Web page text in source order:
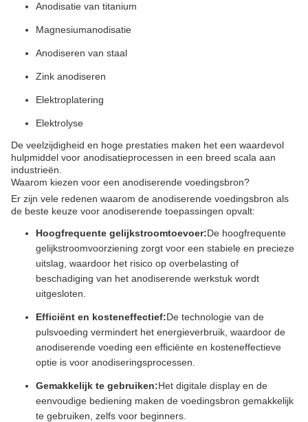
Anodisatie van titanium
Magnesiumanodisatie
Anodiseren van staal
Zink anodiseren
Elektroplatering
Elektrolyse
De veelzijdigheid en hoge prestaties maken het een waardevol
hulpmiddel voor anodisatieprocessen in een breed scala aan
industrieën.
Waarom kiezen voor een anodiserende voedingsbron?
Er zijn vele redenen waarom de anodiserende voedingsbron als
de beste keuze voor anodiserende toepassingen opvalt:
Hoogfrequente gelijkstroomtoevoer:De hoogfrequente
gelijkstroomvoorziening zorgt voor een stabiele en precieze
uitslag, waardoor het risico op overbelasting of
beschadiging van het anodiserende werkstuk wordt
uitgesloten.
Efficiënt en kosteneffectief:De technologie van de
pulsvoeding vermindert het energieverbruik, waardoor de
anodiserende voeding een efficiënte en kosteneffectieve
optie is voor anodiseringsprocessen.
Gemakkelijk te gebruiken:Het digitale display en de
eenvoudige bediening maken de voedingsbron gemakkelijk
te gebruiken, zelfs voor beginners.